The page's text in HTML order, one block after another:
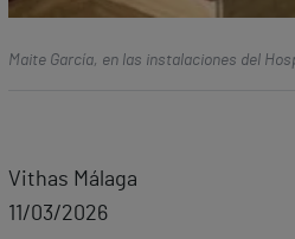
Maite García, en las instalaciones del
Vithas Málaga
11/03/2026